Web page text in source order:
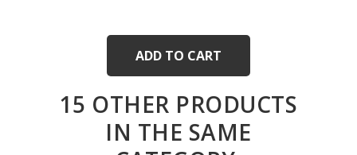
ADD TO CART
15 OTHER PRODUCTS
IN THE SAME